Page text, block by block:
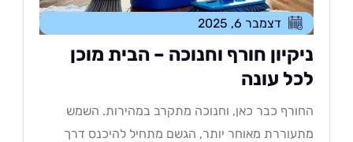
דצמבר 6, 2025
חורף וחנוכה – הבית מוכן
עונה
כבר כאן, וחנוכה מתקרב במהירות. השמש
מאוחר יותר, הגשם מתחיל להיכנס דרך